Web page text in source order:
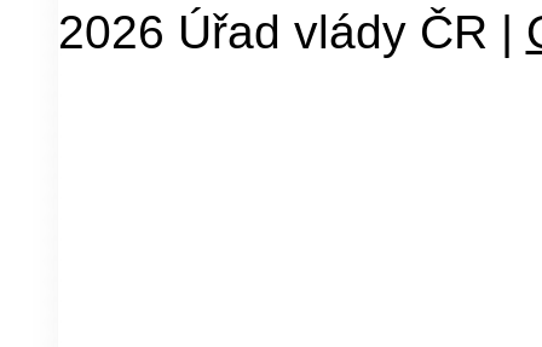
2026 Úřad vlády ČR |